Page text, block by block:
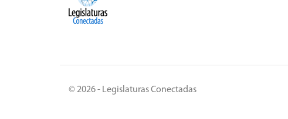
© 2026 - Legislaturas Conectadas